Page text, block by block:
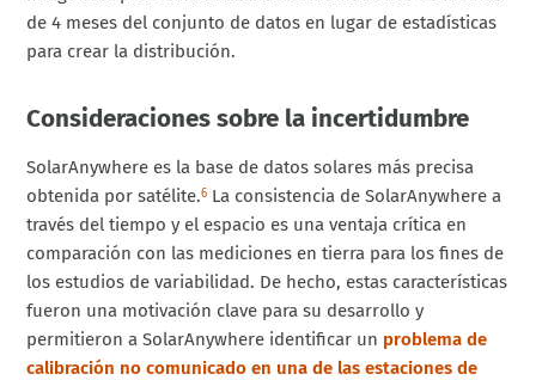
de 4 meses del conjunto de datos en lugar de estadísticas
para crear la distribución.
Consideraciones sobre la incertidumbre
SolarAnywhere es la base de datos solares más precisa
obtenida por satélite.6La consistencia de SolarAnywhere a
través del tiempo y el espacio es una ventaja crítica en
comparación con las mediciones en tierra para los fines de
los estudios de variabilidad. De hecho, estas características
fueron una motivación clave para su desarrollo y
permitieron a SolarAnywhere identificar un problema de
calibración no comunicado en una de las estaciones de